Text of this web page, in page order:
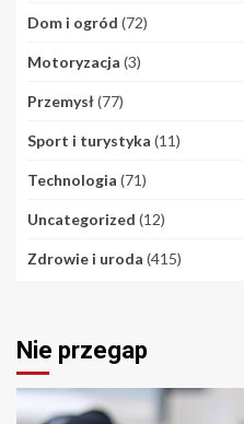
Dom i ogród (72)
Motoryzacja (3)
Przemysł(77)
Sport i turystyka (11)
Technologia (71)
Uncategorized (12)
Zdrowie i uroda (415)
Nie przegap